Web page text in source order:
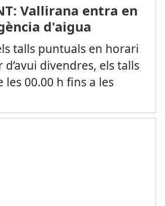
Vallirana entra en
d'aigua
talls puntuals en horari
divendres, els talls
00.00 h fins a les